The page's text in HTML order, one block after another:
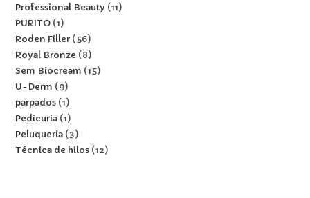
Professional Beauty
11
PURITO 1
Roden Filler 56
Royal Bronze
8
Sem Biocream
15
U-Derm
9
parpados 1
Pedicuria 1
Peluqueria 3
Técnica de hilos 12